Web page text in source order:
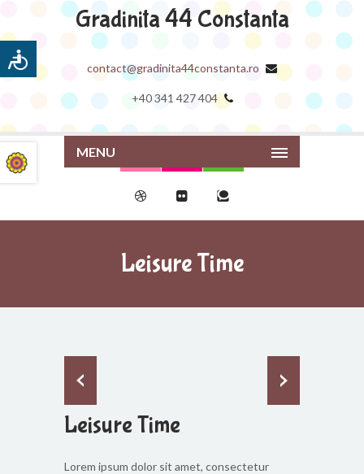
Gradinita 44 Constanta
contact@gradinita44constanta.ro
+40 341 427 404
MENU
Leisure Time
Leisure Time
Lorem ipsum dolor sit amet, consectetur